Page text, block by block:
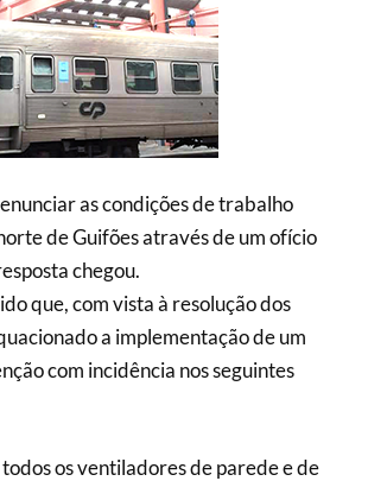
as condições de trabalho
de Guifões através de um ofício
chegou.
que, com vista à resolução dos
a implementação de um
com incidência nos seguintes
os ventiladores de parede e de